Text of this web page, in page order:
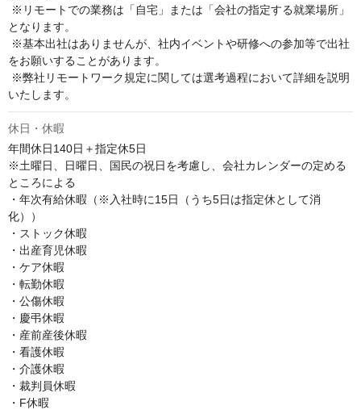
となります。
をお願いすることがあります。
いたします。
休日・休暇
年間休日140日＋指定休5日
※土曜日、日曜日、国民の祝日を考慮し、会社カレンダーの定める
ところによる
・年次有給休暇（※入社時に15日（うち5日は指定休として消
化））
・ストック休暇
・出産育児休暇
・ケア休暇
・転勤休暇
・公傷休暇
・慶弔休暇
・産前産後休暇
・看護休暇
・介護休暇
・裁判員休暇
・F休暇